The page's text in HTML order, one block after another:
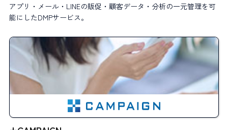
アプリ・メール・LINEの販促・顧客データ・分析の一元管理を可
能にしたDMPサービス。